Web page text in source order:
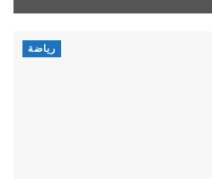
رياضة